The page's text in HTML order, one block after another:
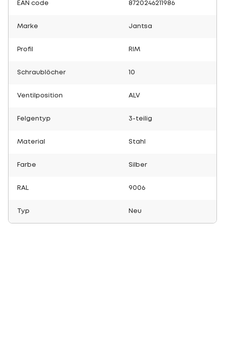
EAN code 8720246211986
Marke Jantsa
Profil RIM
Schraublöcher 10
Ventilposition ALV
Felgentyp 3-teilig
Material Stahl
Farbe Silber
RAL 9006
Typ Neu